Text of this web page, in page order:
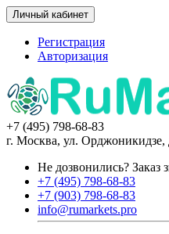
Личный кабинет
Регистрация
Авторизация
+7 (495) 798-68-83
г. Москва, ул. Орджоникидзе,
Не дозвонились? Заказ
+7 (495) 798-68-83
+7 (903) 798-68-83
info@rumarkets.pro